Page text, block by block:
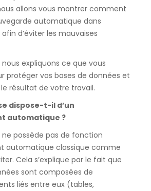
allons vous montrer comment
automatique dans
d’éviter les mauvaises
expliquons ce que vous
protéger vos bases de données et
résultat de votre travail.
dispose-t-il d’un
automatique ?
ne possède pas de fonction
automatique classique comme
Cela s’explique par le fait que
sont composées de
liés entre eux (tables,